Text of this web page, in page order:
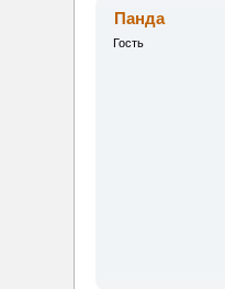
Панда
Гость